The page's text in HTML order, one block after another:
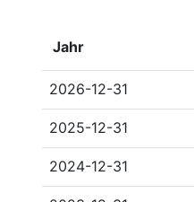
Jahr
2026-12-31
2025-12-31
2024-12-31